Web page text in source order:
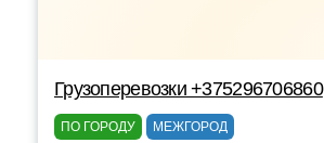
Грузоперевозки +375296706860
ПО ГОРОДУ МЕЖГОРОД